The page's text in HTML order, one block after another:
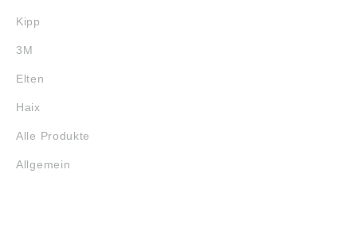
Kipp
3M
Elten
Haix
Alle Produkte
Allgemein